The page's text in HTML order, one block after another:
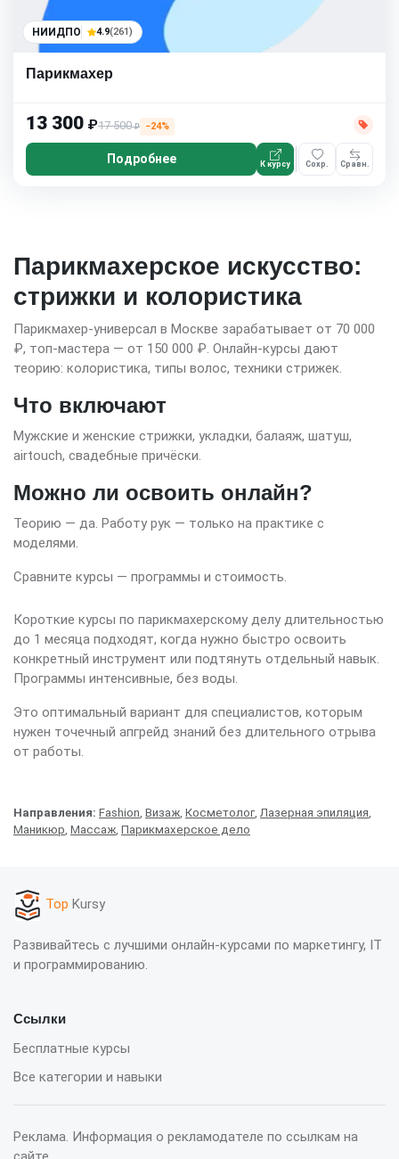
НИИДПО 4.9(261)
Парикмахер
13 300 ₽17 500₽ −24%
Подробнее К курсу Сохр. Сравн.
Парикмахерское искусство:
стрижки и колористика
Парикмахер-универсал в Москве зарабатывает от 70 000
₽, топ-мастера — от 150 000 ₽. Онлайн-курсы дают
теорию: колористика, типы волос, техники стрижек.
Что включают
Мужские и женские стрижки, укладки, балаяж, шатуш,
airtouch, свадебные причёски.
Можно ли освоить онлайн?
Теорию — да. Работу рук — только на практике с
моделями.
Сравните курсы — программы и стоимость.
Короткие курсы по парикмахерскому делу длительностью
до 1 месяца подходят, когда нужно быстро освоить
конкретный инструмент или подтянуть отдельный навык.
Программы интенсивные, без воды.
Это оптимальный вариант для специалистов, которым
нужен точечный апгрейд знаний без длительного отрыва
от работы.
Направления: Fashion, Визаж, Косметолог, Лазерная эпиляция,
Маникюр, Массаж, Парикмахерское дело
Top Kursy
Развивайтесь с лучшими онлайн-курсами по маркетингу, IT
и программированию.
Ссылки
Бесплатные курсы
Все категории и навыки
Реклама. Информация о рекламодателе по ссылкам на